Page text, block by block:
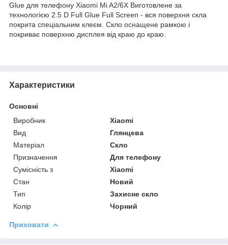
Glue для телефону Xiaomi Mi A2/6X Виготовлене за
технологією 2.5 D Full Glue Full Screen - вся поверхня скла
покрита спеціальним клеєм. Скло оснащене рамкою і
покриває поверхню дисплея від краю до краю.
Характеристики
Основні
Виробник
Xiaomi
Вид
Глянцева
Матеріал
Скло
Призначення
Для телефону
Сумісність з
Xiaomi
Стан
Новий
Тип
Захисне скло
Колір
Чорний
Приховати